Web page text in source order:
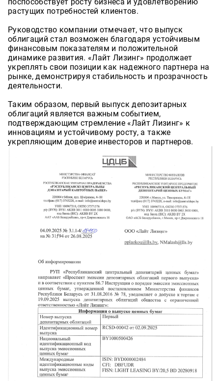
растущих потребностей клиентов.
Руководство компании отмечает, что выпуск
облигаций стал возможен благодаря устойчивым
финансовым показателям и положительной
динамике развития. «Лайт Лизинг» продолжает
укреплять свои позиции как надежного партнера на
рынке, демонстрируя стабильность и прозрачность
деятельности.
Таким образом, первый выпуск депозитарных
облигаций является важным событием,
подтверждающим стремление «Лайт Лизинг» к
инновациям и устойчивому росту, а также
укрепляющим доверие инвесторов и партнеров.